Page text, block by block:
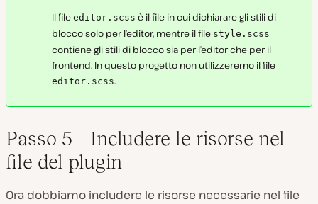
Il file editor.scss è il file in cui dichiarare gli stili di
blocco solo per l’editor, mentre il file style.scss
contiene gli stili di blocco sia per l’editor che per il
frontend. In questo progetto non utilizzeremo il file
editor.scss.
Passo 5 – Includere le risorse nel
file del plugin
Ora dobbiamo includere le risorse necessarie nel file